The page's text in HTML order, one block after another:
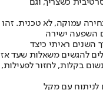
כשצריך, וגם
עמוקה, לא טכנית. זהו
השפעה ישירה
השנים ראיתי כיצד
להגשים משאלות שעד אז
בקלות, לחזור לפעילות,
לנתח בגיל 90 ומגיעים לניתוח עם מקל